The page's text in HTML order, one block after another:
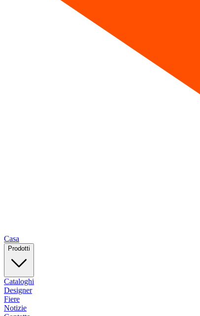
Casa
Prodotti
Cataloghi
Designer
Fiere
Notizie